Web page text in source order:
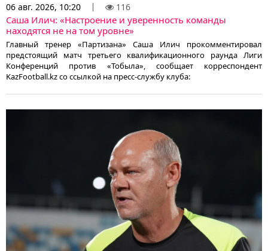
06 авг. 2026, 10:20 116
Саша Илич: «Настроение и уверенность команды
находятся не на том уровне»
Главный тренер «Партизана» Саша Илич прокомментировал
предстоящий матч третьего квалификационного раунда Лиги
Конференций против «Тобыла», сообщает корреспондент
KazFootball.kz со ссылкой на пресс-службу клуба: